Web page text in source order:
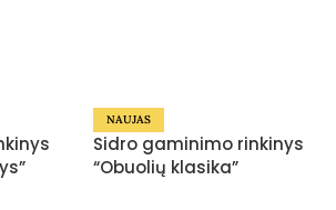
NAUJAS
Sidro gaminimo rinkinys
“Obuolių klasika”